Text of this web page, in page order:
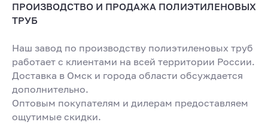
ПРОИЗВОДСТВО И ПРОДАЖА ПОЛИЭТИЛЕНОВЫХ
ТРУБ
Наш завод по производству полиэтиленовых труб
работает с клиентами на всей территории России.
Доставка в Омск и города области обсуждается
дополнительно.
Оптовым покупателям и дилерам предоставляем
ощутимые скидки.